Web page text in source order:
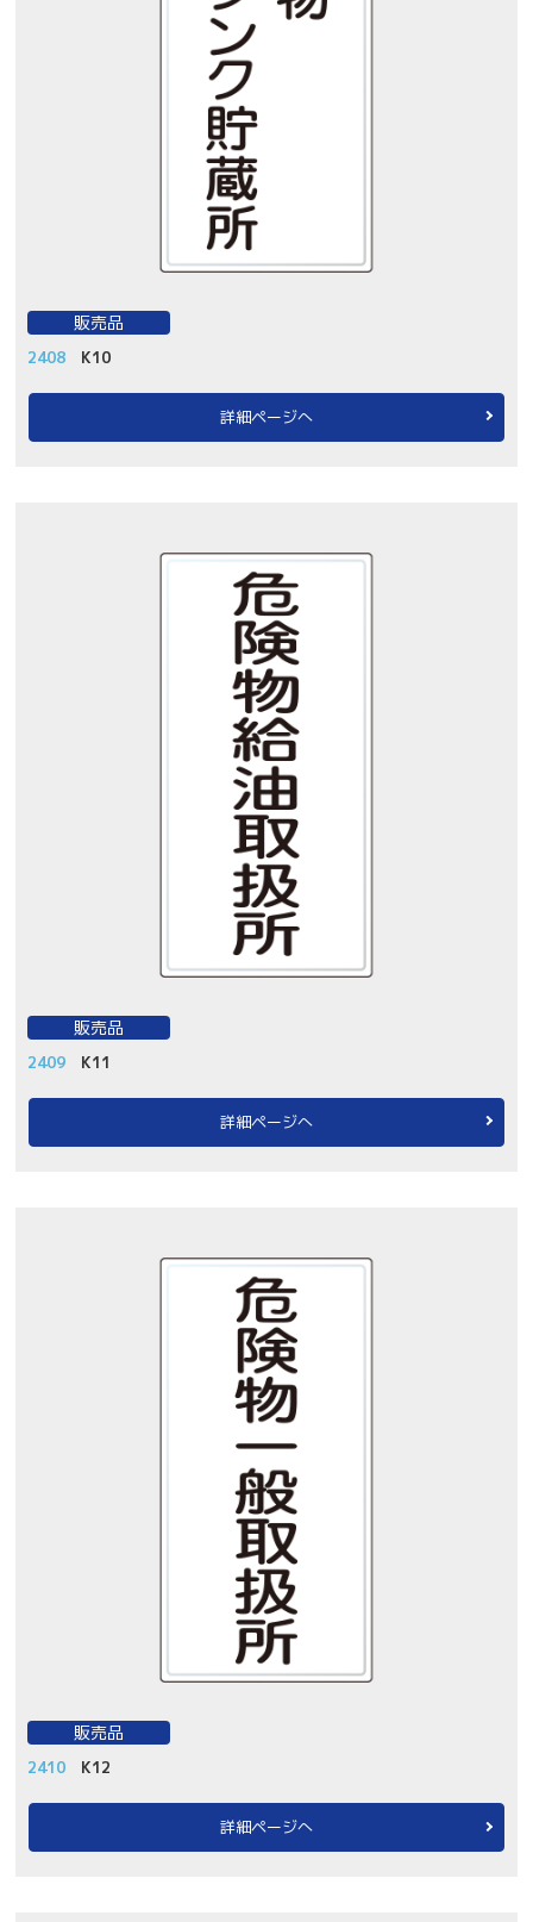
販売品
2408 K10
詳細ページへ
販売品
2409 K11
詳細ページへ
販売品
2410 K12
詳細ページへ